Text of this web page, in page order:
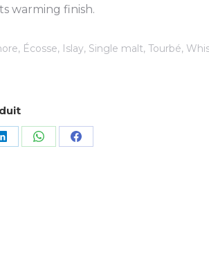
warming finish.
, Écosse, Islay, Single malt, Tourbé,
Share Share Share